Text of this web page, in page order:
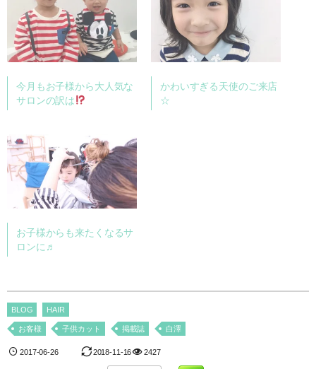
今月もお子様から大人気な
サロンの訳は
かわいすぎる天使のご来店
☆
お子様からも来たくなるサ
ロンに♬
BLOG HAIR
お客様 子供カット 掲載誌 白澤
2017-06-26 2018-11-16 2427